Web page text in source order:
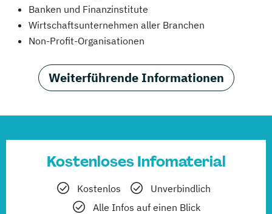
Banken und Finanzinstitute
Wirtschaftsunternehmen aller Branchen
Non-Profit-Organisationen
Weiterführende Informationen
Kostenloses Infomaterial
Kostenlos
Unverbindlich
Alle Infos auf einen Blick